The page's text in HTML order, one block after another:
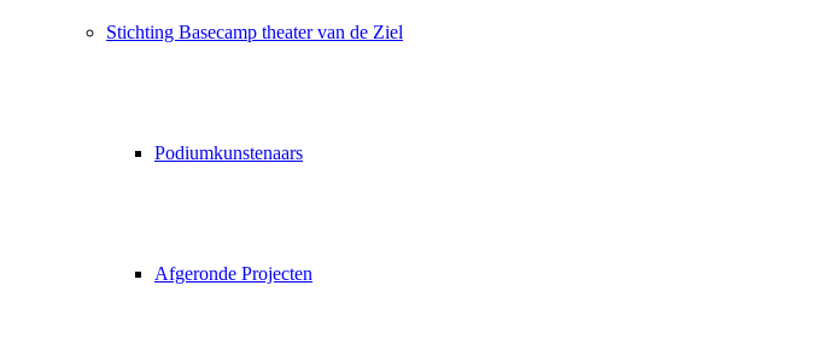
Stichting Basecamp theater van de Ziel
Podiumkunstenaars
Afgeronde Projecten